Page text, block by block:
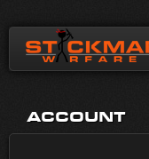
ACCOUNT